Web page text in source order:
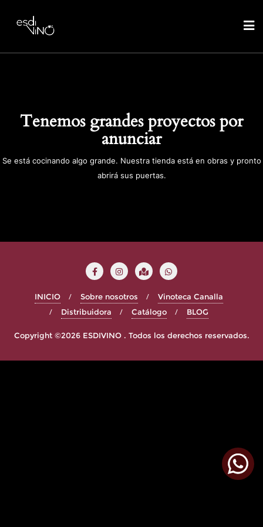
Tenemos grandes proyectos por
anunciar
Se está cocinando algo grande. Nuestra tienda está en obras y pronto
abrirá sus puertas.
INICIO Sobre nosotros
Vinoteca Canalla
Distribuidora
Catálogo BLOG
Copyright ©2026 ESDIVINO . Todos los derechos reservados.